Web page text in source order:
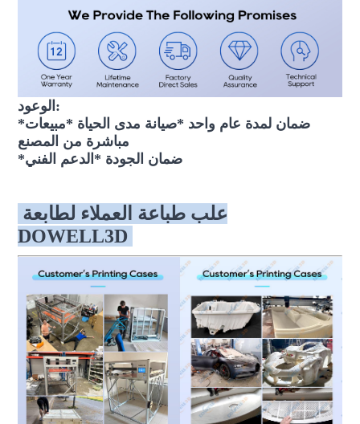
الوعود:
*ضمان لمدة عام واحد *صيانة مدى الحياة *مبيعات
*ضمان الجودة *الدعم الفني
DOWELL3D